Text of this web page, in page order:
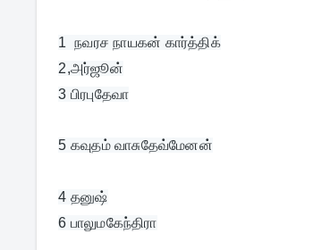
1  நவரச நாயகன் கார்த்திக்
2,அர்ஜூன்
5 கவுதம் வாசுதேவ்மேனன்
4 தனுஷ்